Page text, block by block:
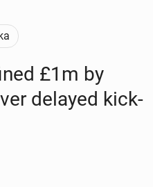
£1m by
delayed kick-